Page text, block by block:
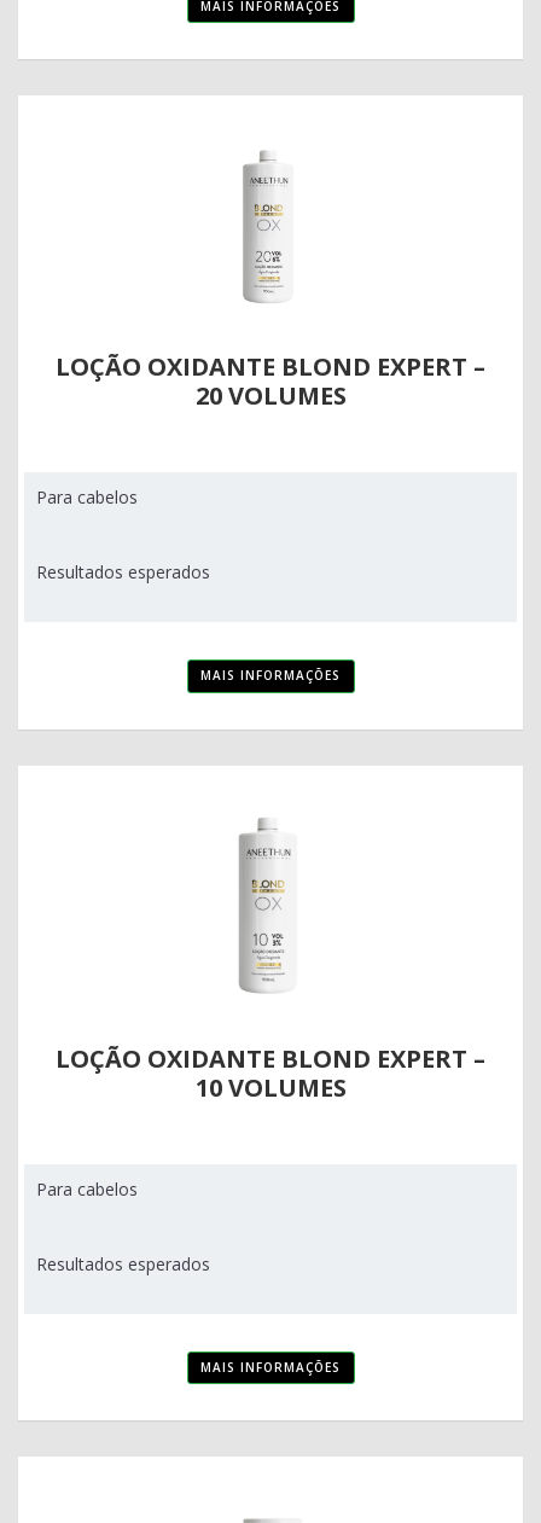
MAIS INFORMAÇÕES
LOÇÃO OXIDANTE BLOND EXPERT –
20 VOLUMES
Para cabelos
Resultados esperados
MAIS INFORMAÇÕES
LOÇÃO OXIDANTE BLOND EXPERT –
10 VOLUMES
Para cabelos
Resultados esperados
MAIS INFORMAÇÕES